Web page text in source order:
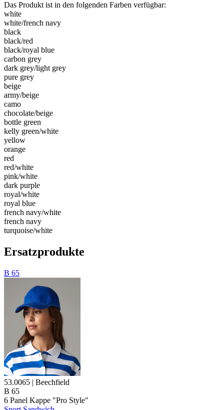
Das Produkt ist in den folgenden Farben verfügbar:
white
white/​french navy
black
black/​red
black/​royal blue
carbon grey
dark grey/​light grey
pure grey
beige
army/​beige
camo
chocolate/​beige
bottle green
kelly green/​white
yellow
orange
red
red/​white
pink/​white
dark purple
royal/​white
royal blue
french navy/​white
french navy
turquoise/​white
Ersatzprodukte
B 65
53.0065 | Beechfield
B 65
6 Panel Kappe "Pro Style"